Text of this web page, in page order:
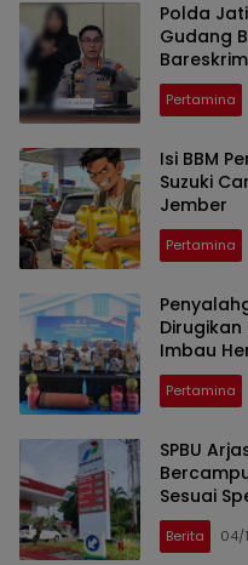
Polda
Gudang
Pertamina
Isi BBM
Suzuki
Jember
Pertamina
Dirugikan
Imbau
Pertamina
SPBU
Sesuai
Berita 04/